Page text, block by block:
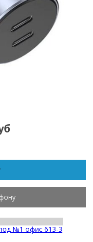
№1 офис 613-3